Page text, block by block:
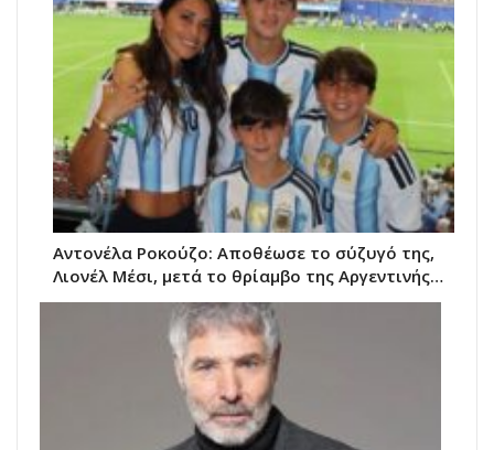
Αντονέλα Ροκούζο: Αποθέωσε το σύζυγό της,
Λιονέλ Μέσι, μετά το θρίαμβο της Αργεντινής…